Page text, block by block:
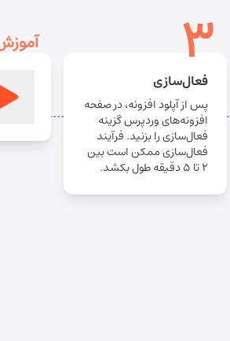
3
فعال‌سازی
پس از آپلود افزونه، در صفحه
افزونه‌های وردپرس گزینه
فعال‌سازی را بزنید. فرآیند
فعال‌سازی ممکن است بین
2 تا 5 دقیقه طول بکشد.